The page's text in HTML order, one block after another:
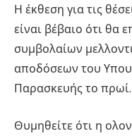
Η έκθεση για τις
είναι βέβαιο ότι θα
συμβολαίων
αποδόσεων του
Παρασκευής το πρωί.
Θυμηθείτε ότι η